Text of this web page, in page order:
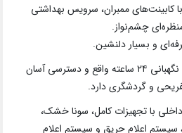
کابینت‌های ممبران، سرویس بهداشتی
چشم‌نواز.
و بسیار دلنشین.
این ویلا در منطقه‌ای شهرکی با نگهبانی ۲۴ ساعته واقع و دسترسی آسان
و گردشگری دارد.
داخلی با تجهیزات کامل، سونا خشک،
سیستم اعلام حریق و سیستم اعلام